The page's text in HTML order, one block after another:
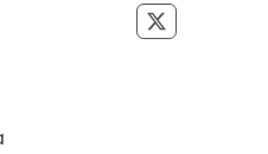
Compartir